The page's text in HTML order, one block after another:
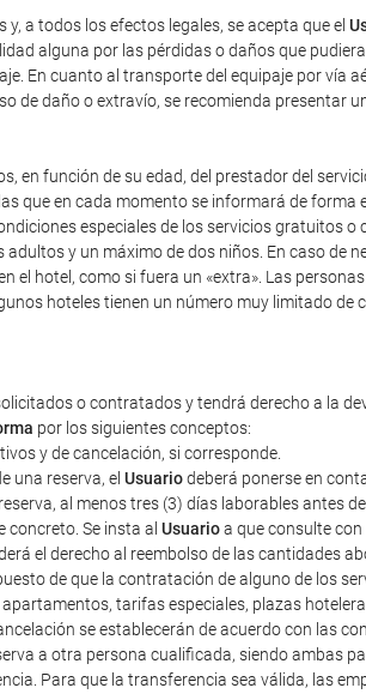
a todos los efectos legales, se acepta que el
alguna por las pérdidas o daños que
En cuanto al transporte del equipaje por vía
de daño o extravío, se recomienda presentar
en función de su edad, del prestador del
que en cada momento se informará de forma
especiales de los servicios gratuitos
y un máximo de dos niños. En caso de
el hotel, como si fuera un «extra». Las
hoteles tienen un número muy limitado
o contratados y tendrá derecho a la
por los siguientes conceptos:
y de cancelación, si corresponde.
una reserva, el Usuariodeberá ponerse en
al menos tres (3) días laborables antes
Se insta al Usuarioa que consulte
el derecho al reembolso de las cantidades
de que la contratación de alguno de los
tarifas especiales, plazas
se establecerán de acuerdo con las
a otra persona cualificada, siendo ambas
Para que la transferencia sea válida, las